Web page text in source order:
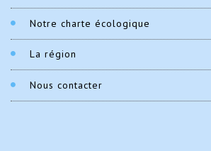
Notre charte écologique
La région
Nous contacter